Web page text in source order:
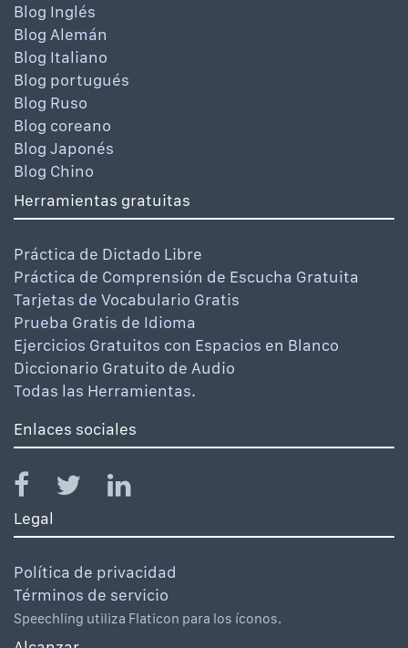
Blog Inglés
Blog Alemán
Blog Italiano
Blog portugués
Blog Ruso
Blog coreano
Blog Japonés
Blog Chino
Herramientas gratuitas
Práctica de Dictado Libre
Práctica de Comprensión de Escucha Gratuita
Tarjetas de Vocabulario Gratis
Prueba Gratis de Idioma
Ejercicios Gratuitos con Espacios en Blanco
Diccionario Gratuito de Audio
Todas las Herramientas.
Enlaces sociales
Legal
Política de privacidad
Términos de servicio
Speechling utiliza Flaticon para los íconos.